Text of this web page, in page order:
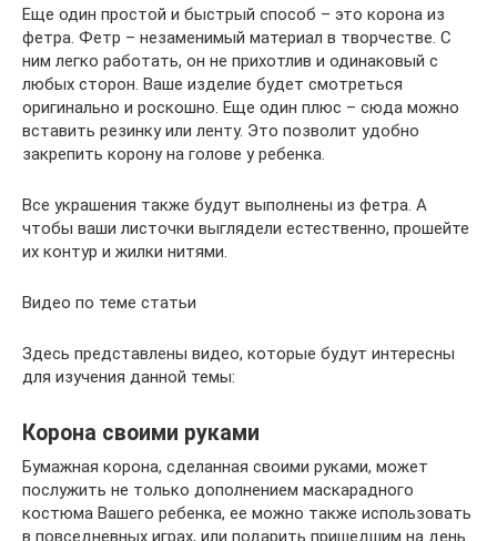
Еще один простой и быстрый способ – это корона из
фетра. Фетр – незаменимый материал в творчестве. С
ним легко работать, он не прихотлив и одинаковый с
любых сторон. Ваше изделие будет смотреться
оригинально и роскошно. Еще один плюс – сюда можно
вставить резинку или ленту. Это позволит удобно
закрепить корону на голове у ребенка.
Все украшения также будут выполнены из фетра. А
чтобы ваши листочки выглядели естественно, прошейте
их контур и жилки нитями.
Видео по теме статьи
Здесь представлены видео, которые будут интересны
для изучения данной темы:
Корона своими руками
Бумажная корона, сделанная своими руками, может
послужить не только дополнением маскарадного
костюма Вашего ребенка, ее можно также использовать
в повседневных играх, или подарить пришедшим на день